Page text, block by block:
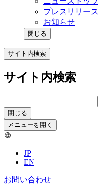
プレスリリース
お知らせ
閉じる
サイト内検索
サイト内検索
閉じる
メニューを開く
JP
EN
お問い合わせ